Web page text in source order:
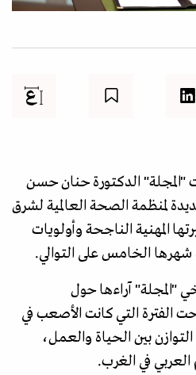
"المجلة" الدكتورة حنان حسن
لمنظمة الصحة العالمية لشرق
المهنية الناجحة وأولويات
الخامس على التوالي.
"المجلة" آراءها حول
الفترة التي كانت الأصعب في
بين الحياة والعمل،
في الغرب.